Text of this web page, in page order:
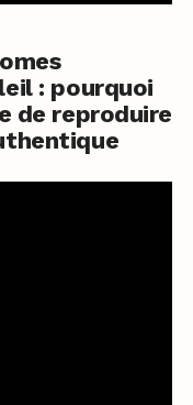
: pourquoi
de reproduire